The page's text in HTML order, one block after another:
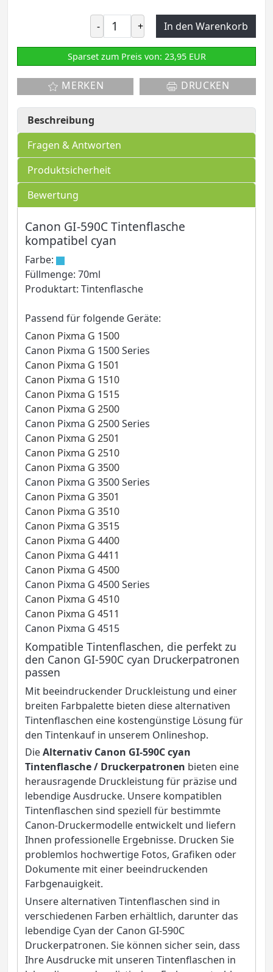
- + In den Warenkorb
Sparset zum Preis von: 23,95 EUR
MERKEN DRUCKEN
Beschreibung
Fragen & Antworten
Produktsicherheit
Bewertung
Canon GI-590C Tintenflasche
kompatibel cyan
Farbe:
Füllmenge: 70ml
Produktart: Tintenflasche
Passend für folgende Geräte:
Canon Pixma G 1500
Canon Pixma G 1500 Series
Canon Pixma G 1501
Canon Pixma G 1510
Canon Pixma G 1515
Canon Pixma G 2500
Canon Pixma G 2500 Series
Canon Pixma G 2501
Canon Pixma G 2510
Canon Pixma G 3500
Canon Pixma G 3500 Series
Canon Pixma G 3501
Canon Pixma G 3510
Canon Pixma G 3515
Canon Pixma G 4400
Canon Pixma G 4411
Canon Pixma G 4500
Canon Pixma G 4500 Series
Canon Pixma G 4510
Canon Pixma G 4511
Canon Pixma G 4515
Kompatible Tintenflaschen, die perfekt zu
den Canon GI-590C cyan Druckerpatronen
passen
Mit beeindruckender Druckleistung und einer
breiten Farbpalette bieten diese alternativen
Tintenflaschen eine kostengünstige Lösung für
den Tintenkauf in unserem Onlineshop.
DieAlternativ Canon GI-590C cyan
Tintenflasche / Druckerpatronen bieten eine
herausragende Druckleistung für präzise und
lebendige Ausdrucke. Unsere kompatiblen
Tintenflaschen sind speziell für bestimmte
Canon-Druckermodelle entwickelt und liefern
Ihnen professionelle Ergebnisse. Drucken Sie
problemlos hochwertige Fotos, Grafiken oder
Dokumente mit einer beeindruckenden
Farbgenauigkeit.
Unsere alternativen Tintenflaschen sind in
verschiedenen Farben erhältlich, darunter das
lebendige Cyan der Canon GI-590C
Druckerpatronen. Sie können sicher sein, dass
Ihre Ausdrucke mit unseren Tintenflaschen in